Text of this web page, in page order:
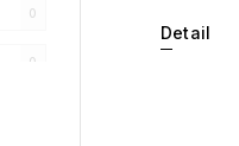
0
0
Detail